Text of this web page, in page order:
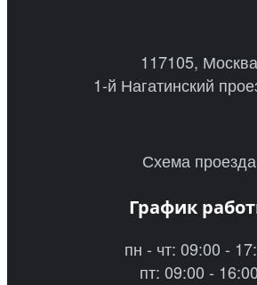
117105, Москва
1-й Нагатинский
Схема проезда
График
пн - чт: 09:00 -
пт: 09:00 - 16:00